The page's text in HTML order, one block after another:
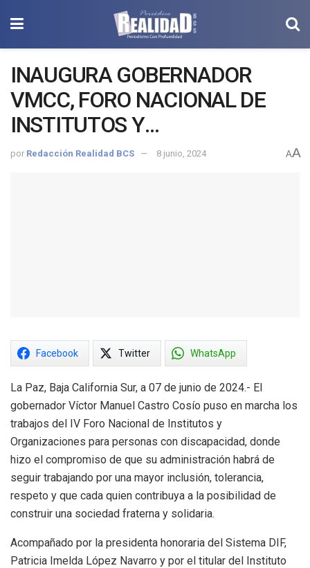
INAUGURA GOBERNADOR
VMCC, FORO NACIONAL DE
INSTITUTOS Y
ORGANIZACIONES PARA
por Redacción Realidad BCS 8 junio, 2024 AA
Facebook Twitter WhatsApp
La Paz, Baja California Sur, a 07 de junio de 2024.- El
gobernador Víctor Manuel Castro Cosío puso en marcha los
trabajos del IV Foro Nacional de Institutos y
Organizaciones para personas con discapacidad, donde
hizo el compromiso de que su administración habrá de
seguir trabajando por una mayor inclusión, tolerancia,
respeto y que cada quien contribuya a la posibilidad de
construir una sociedad fraterna y solidaria.
Acompañado por la presidenta honoraria del Sistema DIF,
Patricia Imelda López Navarro y por el titular del Instituto